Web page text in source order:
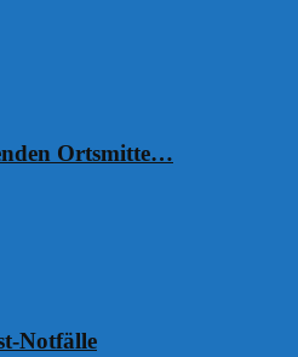
Ortsmitte…
Notfälle